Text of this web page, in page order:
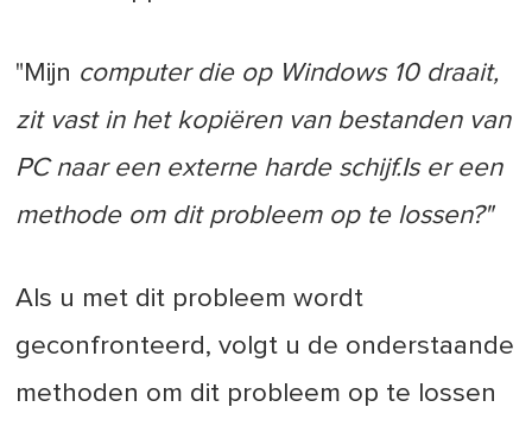
"Mijn computer die op Windows 10 draait,
zit vast in het kopiëren van bestanden van
PC naar een externe harde schijf.Is er een
methode om dit probleem op te lossen?"
Als u met dit probleem wordt
geconfronteerd, volgt u de onderstaande
methoden om dit probleem op te lossen